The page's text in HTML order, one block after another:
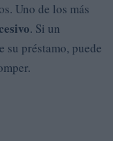
Uno de los más
. Si un
su préstamo, puede